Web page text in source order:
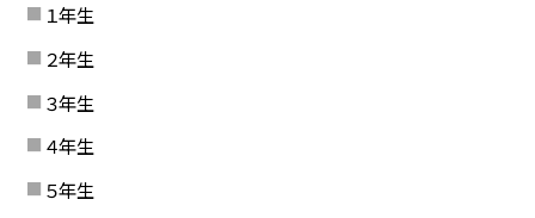
１年生
２年生
３年生
４年生
５年生